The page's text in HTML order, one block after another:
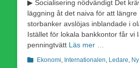
▶ Socialisering nödvändigt Det
läggning åt det naiva för att
storbanker avslöjas inblandade i
Istället för lokala bankkontor får vi
penningtvätt Läs mer …
Kategorier
Ekonomi Internationalen Ledare